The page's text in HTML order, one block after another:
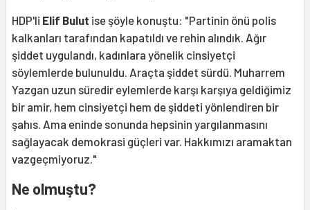
HDP'li Elif Bulut ise şöyle konuştu: "Partinin önü polis
kalkanları tarafından kapatıldı ve rehin alındık. Ağır
şiddet uygulandı, kadınlara yönelik cinsiyetçi
söylemlerde bulunuldu. Araçta şiddet sürdü. Muharrem
Yazgan uzun süredir eylemlerde karşı karşıya geldiğimiz
bir amir, hem cinsiyetçi hem de şiddeti yönlendiren bir
şahıs. Ama eninde sonunda hepsinin yargılanmasını
sağlayacak demokrasi güçleri var. Hakkımızı aramaktan
vazgeçmiyoruz."
Ne olmuştu?